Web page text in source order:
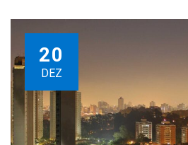
20
DEZ